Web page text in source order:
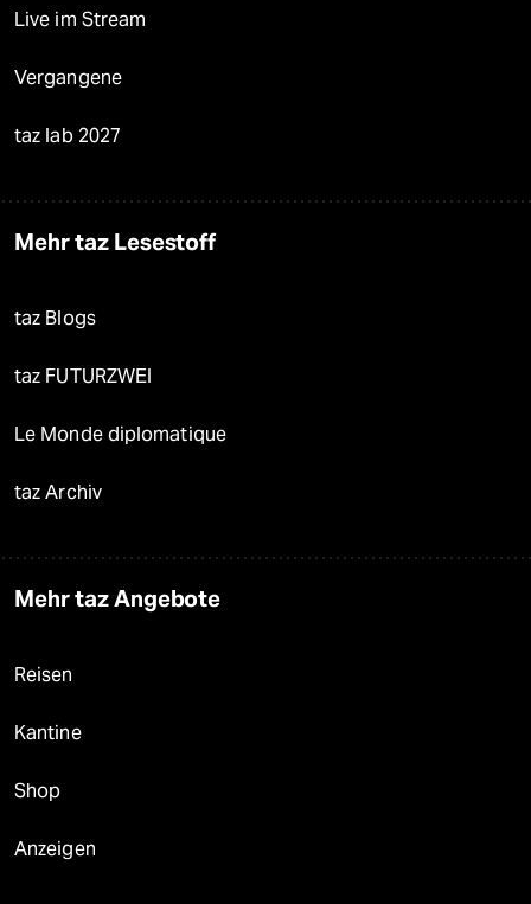
Live im Stream
Vergangene
taz lab 2027
Mehr taz Lesestoff
taz Blogs
taz FUTURZWEI
Le Monde diplomatique
taz Archiv
Mehr taz Angebote
Reisen
Kantine
Shop
Anzeigen